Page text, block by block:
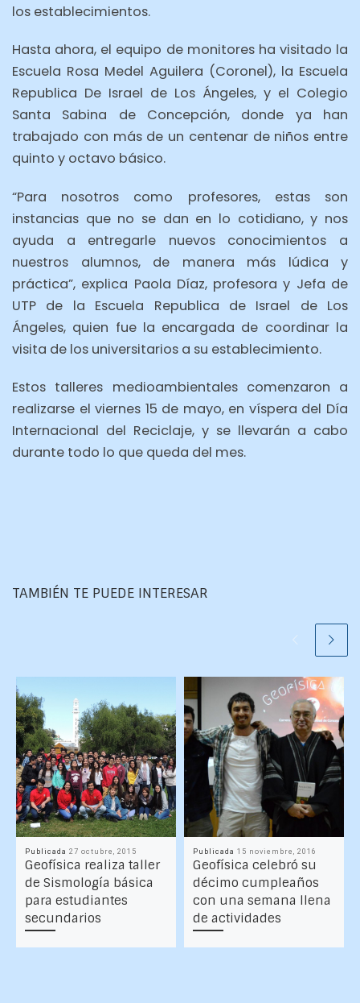
los establecimientos.
Hasta ahora, el equipo de monitores ha visitado la
Escuela Rosa Medel Aguilera (Coronel), la Escuela
Republica De Israel de Los Ángeles, y el Colegio
Santa Sabina de Concepción, donde ya han
trabajado con más de un centenar de niños entre
quinto y octavo básico.
“Para nosotros como profesores, estas son
instancias que no se dan en lo cotidiano, y nos
ayuda a entregarle nuevos conocimientos a
nuestros alumnos, de manera más lúdica y
práctica”, explica Paola Díaz, profesora y Jefa de
UTP de la Escuela Republica de Israel de Los
Ángeles, quien fue la encargada de coordinar la
visita de los universitarios a su establecimiento.
Estos talleres medioambientales comenzaron a
realizarse el viernes 15 de mayo, en víspera del Día
Internacional del Reciclaje, y se llevarán a cabo
durante todo lo que queda del mes.
TAMBIÉN TE PUEDE INTERESAR
Publicada 27 octubre, 2015
Geofísica realiza taller
de Sismología básica
para estudiantes
secundarios
Publicada 15 noviembre, 2016
Geofísica celebró su
décimo cumpleaños
con una semana llena
de actividades